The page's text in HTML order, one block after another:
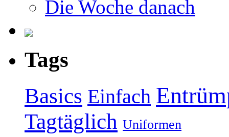
Die Woche danach
Tags
Basics Einfach
Tagtäglich Uniformen